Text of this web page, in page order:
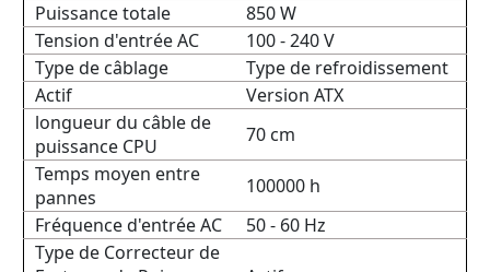
Puissance totale
850 W
Tension d'entrée AC
100 - 240 V
Type de câblage
Type de refroidissement
Actif
Version ATX
longueur du câble de
puissance CPU
70 cm
Temps moyen entre
pannes
100000 h
Fréquence d'entrée AC
50 - 60 Hz
Type de Correcteur de